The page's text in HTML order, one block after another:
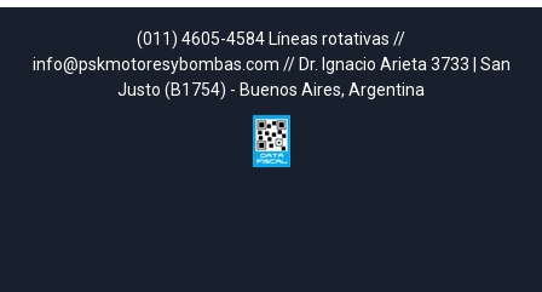
(011) 4605-4584 Líneas rotativas //
info@pskmotoresybombas.com // Dr. Ignacio Arieta 3733 | San
Justo (B1754) - Buenos Aires, Argentina